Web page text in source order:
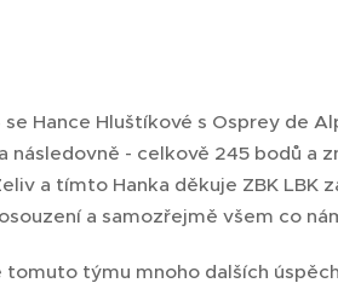
se Hance Hluštíkové s Osprey de
následovně - celkově 245 bodů a
a tímto Hanka děkuje ZBK LBK
a samozřejmě všem co
tomuto týmu mnoho dalších